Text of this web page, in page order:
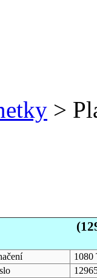
>
1080